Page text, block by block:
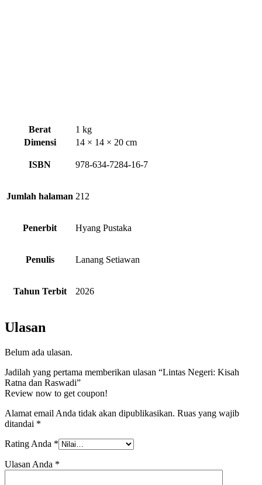
Berat
1 kg
Dimensi
14 × 14 × 20 cm
ISBN 978-634-7284-16-7
Jumlah halaman 212
Penerbit Hyang Pustaka
Penulis Lanang Setiawan
Tahun Terbit 2026
Ulasan
Belum ada ulasan.
Jadilah yang pertama memberikan ulasan “Lintas Negeri: Kisah
Ratna dan Raswadi”
Review now to get coupon!
Alamat email Anda tidak akan dipublikasikan. Ruas yang wajib
ditandai *
Rating Anda *
Ulasan Anda *